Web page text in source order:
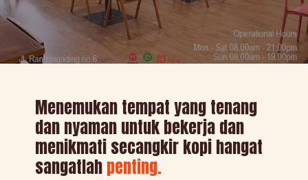
Menemukan tempat yang tenang
dan nyaman untuk bekerja dan
menikmati secangkir kopi hangat
sangatlahpenting.